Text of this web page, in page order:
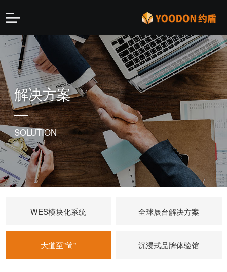
解决方案
SOLUTION
WES模块化系统 全球展台解决方案
大道至"简" 沉浸式品牌体验馆